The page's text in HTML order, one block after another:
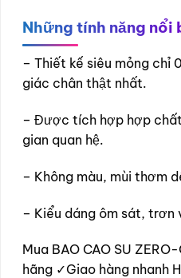
Những tính năng nổi
– Thiết kế siêu mỏng chỉ
giác chân thật nhất.
– Được tích hợp hợp
gian quan hệ.
– Không màu, mùi thơm
– Kiểu dáng ôm sát, trơn
Mua BAO CAO SU
hãng ✓Giao hàng nhanh